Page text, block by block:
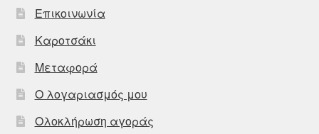
Επικοινωνία
Καροτσάκι
Μεταφορά
Ο λογαριασμός μου
Ολοκλήρωση αγοράς